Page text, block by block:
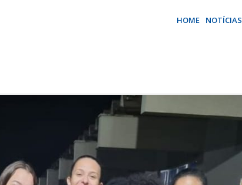
HOME NOTÍCIAS